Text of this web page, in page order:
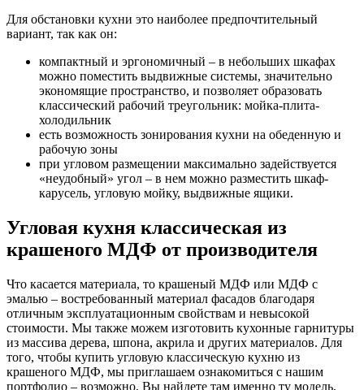
Для обстановки кухни это наиболее предпочтительный
вариант, так как он:
компактный и эргономичный – в небольших шкафах
можно поместить выдвижные системы, значительно
экономящие пространство, и позволяет образовать
классический рабочий треугольник: мойка-плита-
холодильник
есть возможность зонирования кухни на обеденную и
рабочую зоны
при угловом размещении максимально задействуется
«неудобный» угол – в нем можно разместить шкаф-
карусель, угловую мойку, выдвижные ящики.
Угловая кухня классическая из
крашеного МДФ от производителя
Что касается материала, то крашеный МДФ или МДФ с
эмалью – востребованный материал фасадов благодаря
отличным эксплуатационным свойствам и невысокой
стоимости. Мы также можем изготовить кухонные гарнитуры
из массива дерева, шпона, акрила и других материалов. Для
того, чтобы купить угловую классическую кухню из
крашеного МДФ, мы приглашаем ознакомиться с нашим
портфолио – возможно, Вы найдете там именно ту модель,